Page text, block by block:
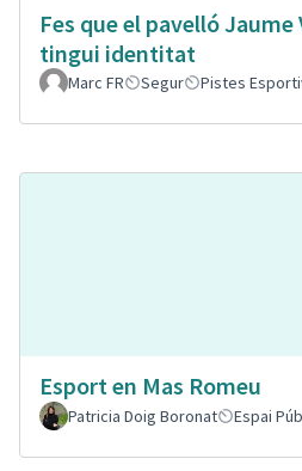
Fes que el pavelló
tingui identitat
Marc FR Segur Pistes
Esport en Mas Romeu
Patricia Doig Boronat
Espai